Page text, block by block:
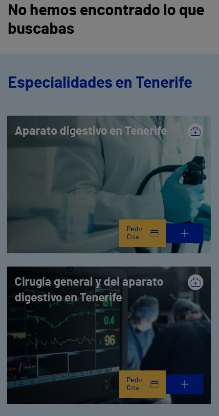
No hemos encontrado lo que
buscabas
Especialidades en Tenerife
Aparato digestivo en Tenerife
Pedir
Cita
Cirugía general y del aparato
digestivo en Tenerife
Pedir
Cita